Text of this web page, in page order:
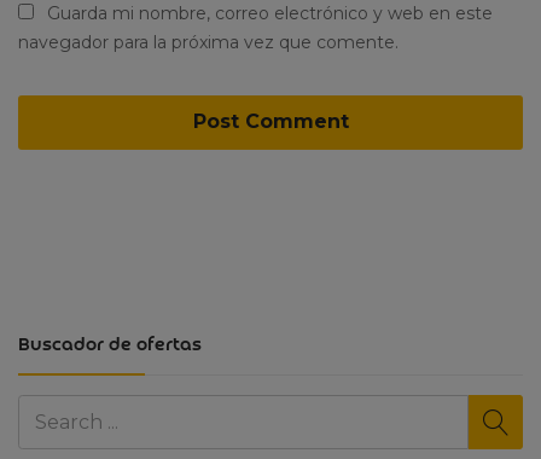
Buscador de ofertas
Guarda mi nombre, correo electrónico y web en este
navegador para la próxima vez que comente.